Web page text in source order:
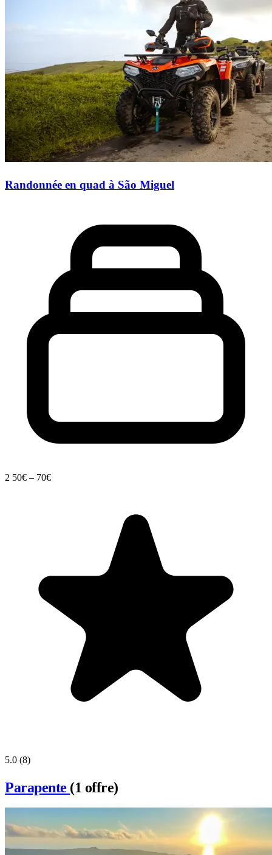
Randonnée en quad à São Miguel
2 50€ – 70€
5.0 (8)
Parapente (1 offre)